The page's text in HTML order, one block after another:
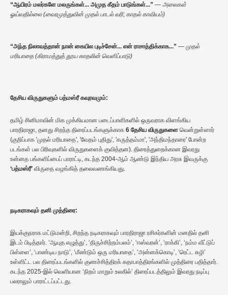
“ஆயிரம் மலர்களே மலருங்கள்... அமுதகீதம் பாடுங்கள்...” — அலைகள்
ஓய்வதில்லை (வைரமுத்துவின்முதல்பாடல்வரி; காதல்காவியம்)
“அந்தநிலாவத்தான் நான் கையில புடிச்சேன்... என் ராசாத்திக்காக...” — முதல்
மரியாதை (கிராமத்துத் தூயகாதலின் வெளிப்பாடு)
தேசிய விருதுகளும் பத்மஸ்ரீ கவுரவமும்:
தமிழ் சினிமாவின் மிக முக்கியமான படைப்பாளிகளில் ஒருவராக விளங்கிய
பாரதிராஜா, தனது சிறந்த திரைப்படங்களுக்காக 6 தேசிய விருதுகளை வென்றுள்ளார்
(குறிப்பாக 'முதல் மரியாதை', 'வேதம் புதிது', 'கருத்தம்மா', 'அந்திமந்தாரை' போன்ற
படங்கள் பல பிரிவுகளில் விருதுகளைக் குவித்தன). திரைத்துறைக்கான இவரது
உன்னத பங்களிப்பைப் பாராட்டி, கடந்த 2004-ஆம் ஆண்டு இந்திய அரசு இவருக்கு
‘பத்மஸ்ரீ’ விருதை வழங்கித் தலைவணங்கியது.
நடிகராகவும் தனி முத்திரை:
இயக்குநராக மட்டுமன்றி, சிறந்த நடிகராகவும் பாரதிராஜா ரசிகர்களின் மனதில் தனி
இடம் பிடித்தார். ‘ஆயுத எழுத்து’, ‘திருச்சிற்றம்பலம்’, ‘ஈஸ்வரன்’, ‘ராக்கி’, ‘நம்ம வீட்டுப்
பிள்ளை’, ‘பாண்டிய நாடு’, ‘மீண்டும் ஒரு மரியாதை’, ‘அன்னக்கொடி’, ‘ரெட்ட சுழி’
உள்ளிட்ட பல திரைப்படங்களில் குணச்சித்திரக் கதாபாத்திரங்களில் முத்திரை பதித்தார்.
கடந்த 2025-இல் வெளியான ‘நிறம் மாறும் உலகில்’ திரைப்படத்திலும் இவரது நடிப்பு
பலராலும் பாராட்டப்பட்டது.